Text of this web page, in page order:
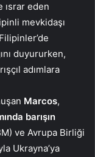
ısrar eden
mevkidaşı
duyururken,
adımlara
Marcos,
barışın
ve Avrupa Birliği
Ukrayna’ya